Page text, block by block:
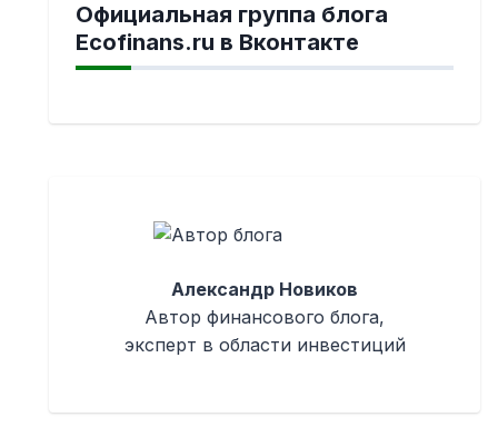
Официальная группа блога
Ecofinans.ru в Вконтакте
Александр Новиков
Автор финансового блога,
эксперт в области инвестиций